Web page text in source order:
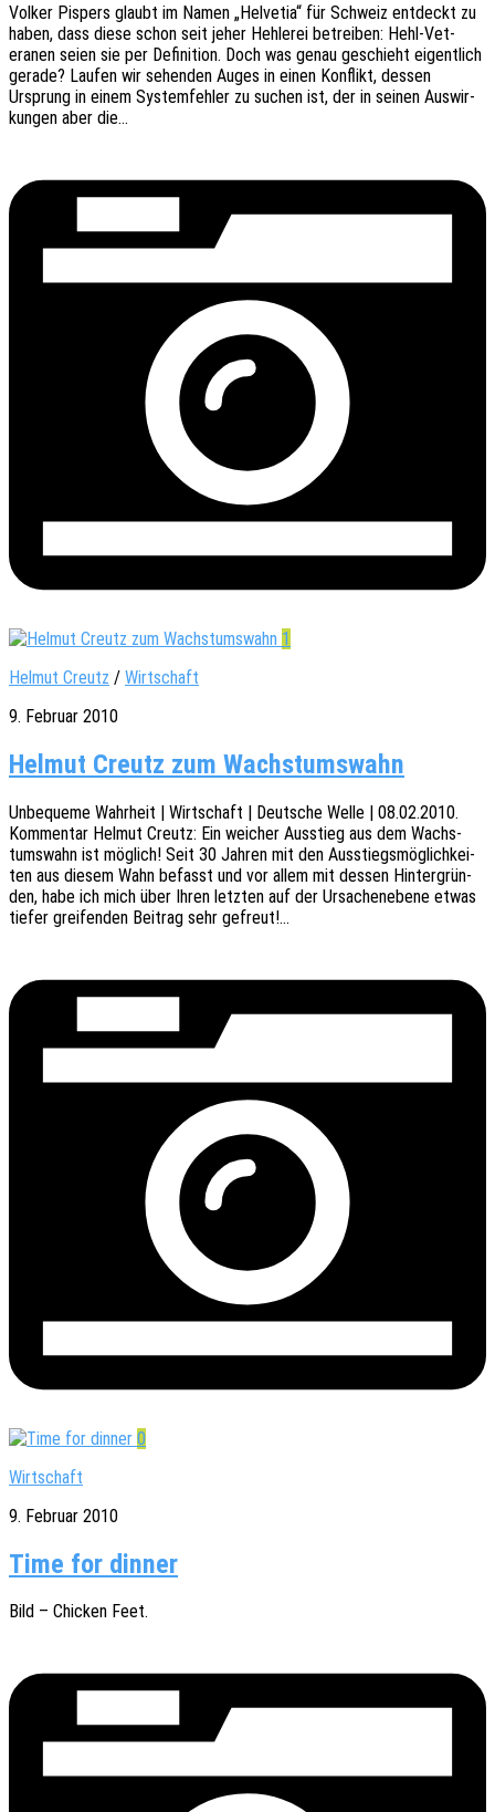
Volker Pispers glaubt im Namen „Helve­tia“ für Schweiz entdeckt zu
haben, dass diese schon seit jeher Hehle­rei betrei­ben: Hehl-Vet-
eranen seien sie per Defi­ni­ti­on. Doch was genau geschieht eigent­lich
gerade? Laufen wir sehen­den Auges in einen Konflikt, dessen
Ursprung in einem System­feh­ler zu suchen ist, der in seinen Auswir­
kun­gen aber die…
1
Helmut Creutz / Wirtschaft
9. Februar 2010
Helmut Creutz zum Wachstumswahn
Unbe­que­me Wahr­heit | Wirt­schaft | Deut­sche Welle | 08.02.2010.
Kommen­tar Helmut Creutz: Ein weicher Ausstieg aus dem Wachs­
tums­wahn ist möglich! Seit 30 Jahren mit den Ausstiegs­mög­lich­kei­
ten aus diesem Wahn befasst und vor allem mit dessen Hinter­grün­
den, habe ich mich über Ihren letz­ten auf der Ursa­chen­ebe­ne etwas
tiefer grei­fen­den Beitrag sehr gefreut!…
0
Wirtschaft
9. Februar 2010
Time for dinner
Bild – Chicken Feet.